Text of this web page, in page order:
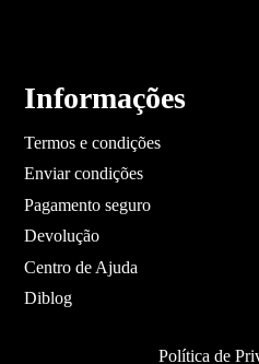
Informações
Termos e condições
Enviar condições
Pagamento seguro
Devolução
Centro de Ajuda
Diblog
Política de